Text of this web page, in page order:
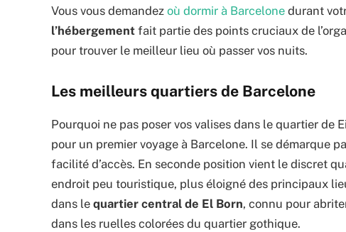
Vous vous demandez où dormir à Barcelone durant
l’hébergement fait partie des points cruciaux de
pour trouver le meilleur lieu où passer vos nuits.
Les meilleurs quartiers de Barcelone
Pourquoi ne pas poser vos valises dans le quartier de
pour un premier voyage à Barcelone. Il se démarque
facilité d’accès. En seconde position vient le discret
endroit peu touristique, plus éloigné des principaux
dans le quartier central de El Born, connu pour
dans les ruelles colorées du quartier gothique.